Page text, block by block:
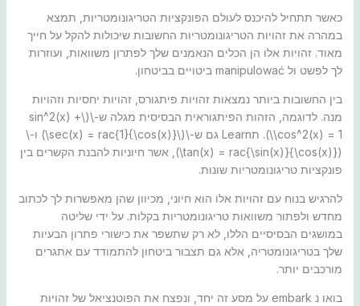
כאשר תתחיל להיכנס לעולם הפונקציות הטריגונומטריות, תמצא
במהרה את זהויות הטריגונומטריות החשובות שיכולות להקל על חייך
מאוד. זהויות אלו הן הכלים הנאמנים שלך לפתרון משוואות, ועוזרות
לך לפשט ול manipulować ביטויים בביטחון.
בין החשובות ביותר נמצאות זהויות פיתגורס, זהויות יחסיות וזהויות
מנה. לדוגמה, הזהות הפיתגוראית הבסיסית מגלה ש-\(\sin^2(x) +
\cos^2(x) = 1\). תLearn גם ש-\(\sec(x) = rac{1}{\cos(x)}\) ו-\
(tan(x) = rac{\sin(x)}{\cos(x)}\), אשר חיוניות להבנת הקשרים בין
פונקציות טריגונומטריות שונות.
להרגיש בנוח עם זהויות אלו הוא חיוני, מכיוון שהן מאפשרות לך לכתוב
מחדש ולפתור משוואות טריגונומטריות בקלות. על ידי שליטה
במושגים הבסיסיים הללו, לא רק שתשפר את כישורי פתרון הבעיות
שלך בטריגונומטריה, אלא גם תצבור ביטחון להתמודד עם אתגרים
מורכבים יותר.
בואו נ embark על מסע זה יחד, ונפצח את הפוטנציאל של זהויות